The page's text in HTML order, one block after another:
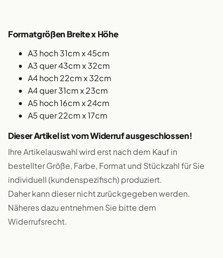
Formatgrößen Breite x Höhe
A3 hoch 31cm x 45cm
A3 quer 43cm x 32cm
A4 hoch 22cm x 32cm
A4 quer 31cm x 23cm
A5 hoch 16cm x 24cm
A5 quer 22cm x 17cm
Dieser Artikel ist vom Widerruf ausgeschlossen!
Ihre Artikelauswahl wird erst nach dem Kauf in
bestellter Größe, Farbe, Format und Stückzahl für Sie
individuell (kundenspezifisch) produziert.
Daher kann dieser nicht zurückgegeben werden.
Näheres dazu entnehmen Sie bitte dem
Widerrufsrecht.